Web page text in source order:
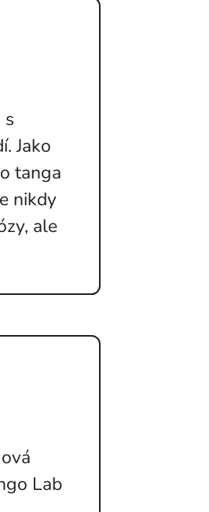
s
Jako
tanga
nikdy
ale
Lab